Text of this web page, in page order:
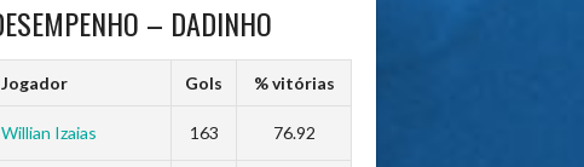
– DADINHO
Jogador Gols % vitórias
Willian Izaias 163 76.92